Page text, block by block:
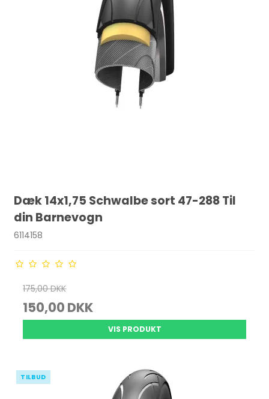
Dæk 14x1,75 Schwalbe sort 47-288 Til
din Barnevogn
6114158
175,00 DKK
150,00 DKK
VIS PRODUKT
TILBUD